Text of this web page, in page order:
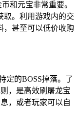
和元宝非常重要。
取。利用游戏内的交
，甚至可以低价收购
定的BOSS掉落。了
，是高效刷屠龙宝
，或者玩家可以自